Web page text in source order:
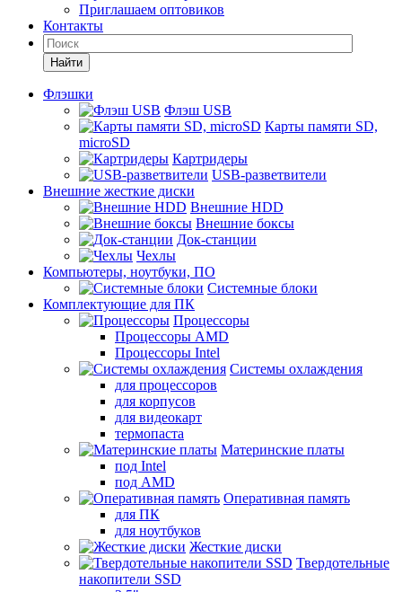
Приглашаем оптовиков
Контакты
Найти
Флэшки
Флэш USB
Карты памяти SD,
microSD
Картридеры
USB-разветвители
Внешние жесткие диски
Внешние HDD
Внешние боксы
Док-станции
Чехлы
Компьютеры, ноутбуки, ПО
Системные блоки
Комплектующие для ПК
Процессоры
Процессоры AMD
Процессоры Intel
Системы охлаждения
для процессоров
для корпусов
для видеокарт
термопаста
Материнские платы
под Intel
под AMD
Оперативная память
для ПК
для ноутбуков
Жесткие диски
Твердотельные
накопители SSD